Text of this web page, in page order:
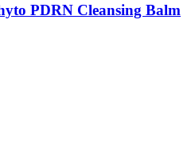
PDRN Cleansing Balm